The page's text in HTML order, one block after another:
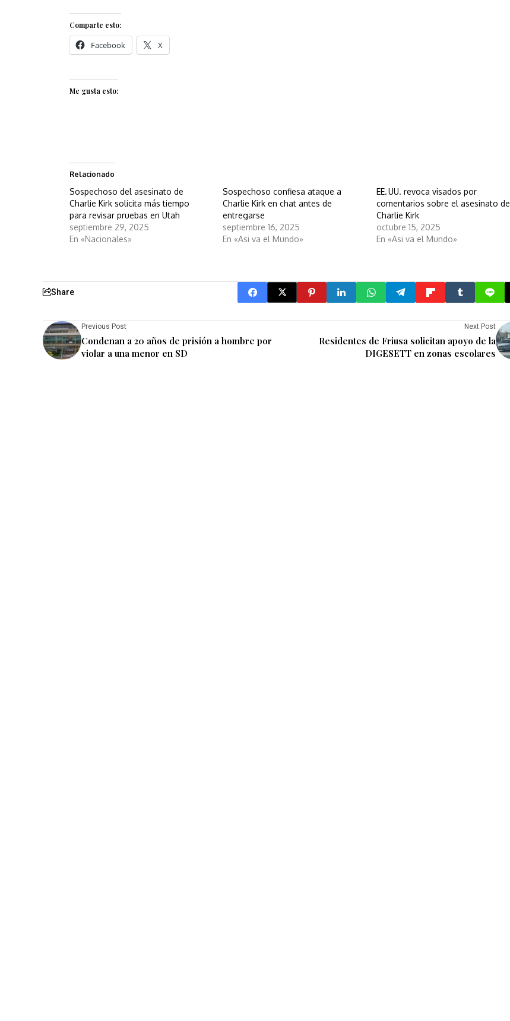
Comparte esto:
Facebook X
Me gusta esto:
Relacionado
Sospechoso del asesinato de
Charlie Kirk solicita más tiempo
para revisar pruebas en Utah
septiembre 29, 2025
En «Nacionales»
Sospechoso confiesa ataque a
Charlie Kirk en chat antes de
entregarse
septiembre 16, 2025
En «Asi va el Mundo»
EE. UU. revoca visados por
comentarios sobre el asesinato de
Charlie Kirk
octubre 15, 2025
En «Asi va el Mundo»
Share
Previous Post
Condenan a 20 años de prisión a hombre por
violar a una menor en SD
Next Post
Residentes de Friusa solicitan apoyo de la
DIGESETT en zonas escolares